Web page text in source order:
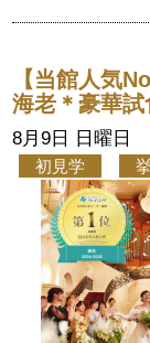
【当館人気
海老＊豪華
8月9日 日曜日
初見学